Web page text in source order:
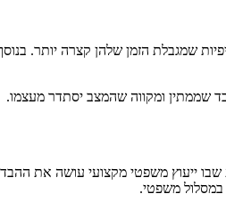
שמגבלת הזמן שלהן קצרה יותר.
שממתין ומקווה שהמצב יסתדר מעצמו.
ייעוץ משפטי מקצועי עושה את
משפטי.